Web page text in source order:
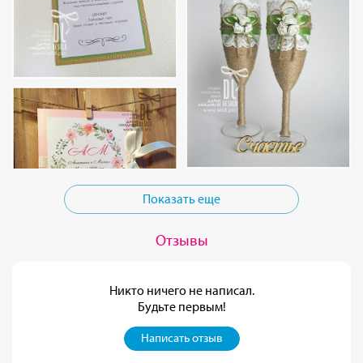
Показать еще
Отзывы
Никто ничего не написал.
Будьте первым!
Написать отзыв